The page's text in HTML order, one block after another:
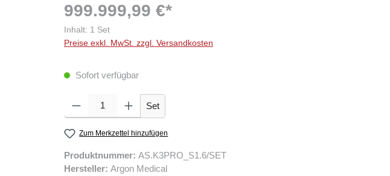
999.999,99 €*
Inhalt: 1 Set
Preise exkl. MwSt. zzgl. Versandkosten
Sofort verfügbar
Produkt Anzahl: Gib den gewünschten Wert ein oder benutze die Schaltflächen um die Anzahl zu
Set
Zum Merkzettel hinzufügen
Produktnummer: AS.K3PRO_S1.6/SET
Hersteller: Argon Medical